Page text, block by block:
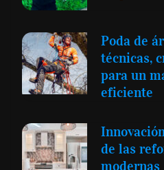
Poda de
técnicas,
para un
eficiente
de las
modernas